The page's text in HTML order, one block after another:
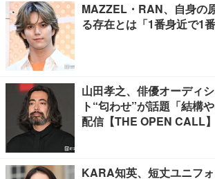
MAZZEL・RAN、自身の
る存在とは「1番身近で1
山田孝之、俳優オーディ
ト“匂わせ”が話題「結構
配信【THE OPEN CALL】
KARA知英、短丈ユニフ